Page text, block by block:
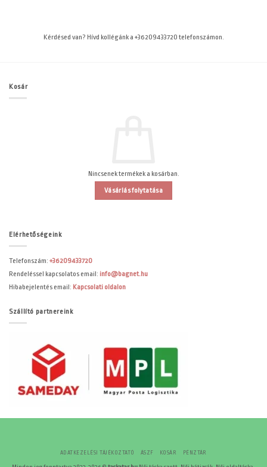
Kérdésed van? Hívd kollégánk a +36209433720 telefonszámon.
Kosár
Nincsenek termékek a kosárban.
Vásárlás folytatása
Elérhetőségeink
Telefonszám: +36209433720
Rendeléssel kapcsolatos email: info@bagnet.hu
Hibabejelentés email: Kapcsolati oldalon
Szállító partnereink
ADATKEZELÉSI TÁJÉKOZTATÓ ÁSZF KOSÁR PÉNZTÁR